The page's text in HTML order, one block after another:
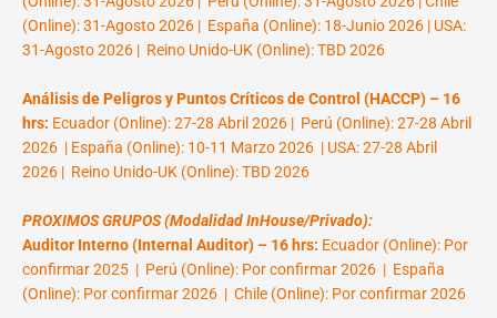
(Online): 31-Agosto 2026 | España (Online): 18-Junio 2026 | USA:
31-Agosto 2026 | Reino Unido-UK (Online): TBD 2026
Análisis de Peligros y Puntos Críticos de Control (HACCP) – 16
hrs: Ecuador (Online): 27-28 Abril 2026 | Perú (Online): 27-28 Abril
2026 | España (Online): 10-11 Marzo 2026 | USA: 27-28 Abril
2026 | Reino Unido-UK (Online): TBD 2026
PROXIMOS GRUPOS (Modalidad InHouse/Privado):
Auditor Interno (Internal Auditor) – 16 hrs: Ecuador (Online): Por
confirmar 2025 | Perú (Online): Por confirmar 2026 | España
(Online): Por confirmar 2026 | Chile (Online): Por confirmar 2026